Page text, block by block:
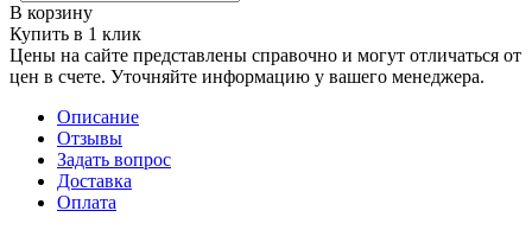
В корзину
Купить в 1 клик
Цены на сайте представлены справочно и могут отличаться от
цен в счете. Уточняйте информацию у вашего менеджера.
Описание
Отзывы
Задать вопрос
Доставка
Оплата